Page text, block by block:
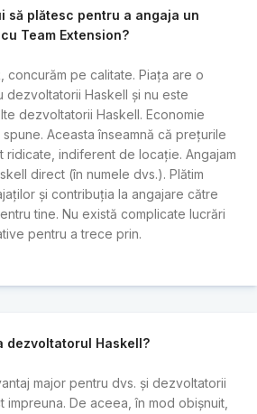
să plătesc pentru a angaja un
Team Extension?
concurăm pe calitate. Piața are o
Haskell și nu este
dezvoltatorii Haskell. Economie
Aceasta înseamnă că prețurile
ridicate, indiferent de locație. Angajam
direct (în numele dvs.). Plătim
și contribuția la angajare către
tine. Nu există complicate lucrări
pentru a trece prin.
dezvoltatorul Haskell?
major pentru dvs. și dezvoltatorii
impreuna. De aceea, în mod obișnuit,